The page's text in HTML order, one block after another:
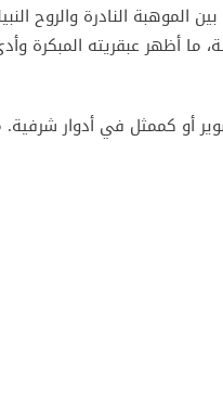
النادرة والروح
ما أظهر عبقريته المبكرة
أو كممثل في أدوار